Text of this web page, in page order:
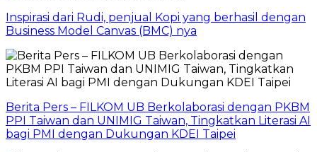
Inspirasi dari Rudi, penjual Kopi yang berhasil dengan
Business Model Canvas (BMC) nya
Berita Pers – FILKOM UB Berkolaborasi dengan PKBM
PPI Taiwan dan UNIMIG Taiwan, Tingkatkan Literasi AI
bagi PMI dengan Dukungan KDEI Taipei